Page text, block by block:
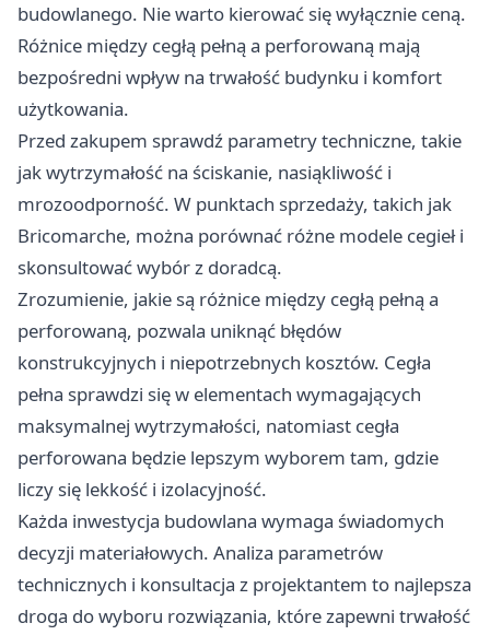
budowlanego. Nie warto kierować się wyłącznie ceną.
Różnice między cegłą pełną a perforowaną mają
bezpośredni wpływ na trwałość budynku i komfort
użytkowania.
Przed zakupem sprawdź parametry techniczne, takie
jak wytrzymałość na ściskanie, nasiąkliwość i
mrozoodporność. W punktach sprzedaży, takich jak
Bricomarche, można porównać różne modele cegieł i
skonsultować wybór z doradcą.
Zrozumienie, jakie są różnice między cegłą pełną a
perforowaną, pozwala uniknąć błędów
konstrukcyjnych i niepotrzebnych kosztów. Cegła
pełna sprawdzi się w elementach wymagających
maksymalnej wytrzymałości, natomiast cegła
perforowana będzie lepszym wyborem tam, gdzie
liczy się lekkość i izolacyjność.
Każda inwestycja budowlana wymaga świadomych
decyzji materiałowych. Analiza parametrów
technicznych i konsultacja z projektantem to najlepsza
droga do wyboru rozwiązania, które zapewni trwałość